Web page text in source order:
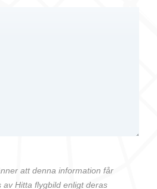
att denna information får
av Hitta flygbild enligt deras